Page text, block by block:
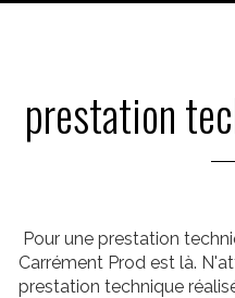
prestation
Pour une prestation
Carrément Prod est là.
prestation technique